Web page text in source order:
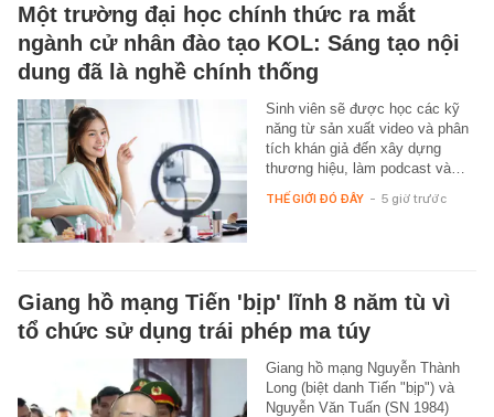
Một trường đại học chính thức ra mắt
ngành cử nhân đào tạo KOL: Sáng tạo nội
dung đã là nghề chính thống
Sinh viên sẽ được học các kỹ
năng từ sản xuất video và phân
tích khán giả đến xây dựng
thương hiệu, làm podcast và…
THẾ GIỚI ĐÓ ĐÂY - 5 giờ trước
Giang hồ mạng Tiến 'bịp' lĩnh 8 năm tù vì
tổ chức sử dụng trái phép ma túy
Giang hồ mạng Nguyễn Thành
Long (biệt danh Tiến "bịp") và
Nguyễn Văn Tuấn (SN 1984)